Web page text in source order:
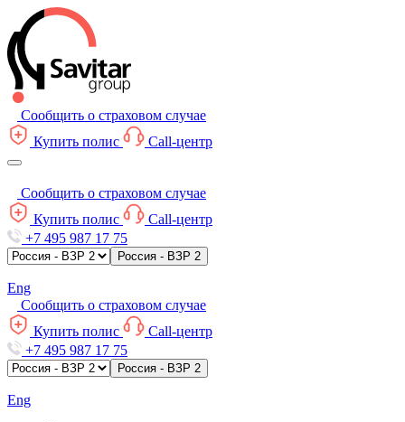
Сообщить о страховом случае
Купить полис
Call-центр
Сообщить о страховом случае
Купить полис
Call-центр
+7 495 987 17 75
Россия - ВЗР 2
Eng
Сообщить о страховом случае
Купить полис
Call-центр
+7 495 987 17 75
Россия - ВЗР 2
Eng